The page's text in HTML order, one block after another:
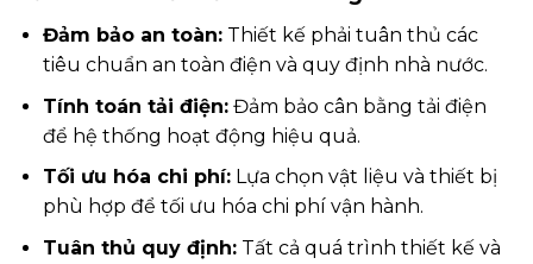
Đảm bảo an toàn:Thiết kế phải tuân thủ các
tiêu chuẩn an toàn điện và quy định nhà nước.
Tính toán tải điện:Đảm bảo cân bằng tải điện
để hệ thống hoạt động hiệu quả.
Tối ưu hóa chi phí:Lựa chọn vật liệu và thiết bị
phù hợp để tối ưu hóa chi phí vận hành.
Tuân thủ quy định:Tất cả quá trình thiết kế và